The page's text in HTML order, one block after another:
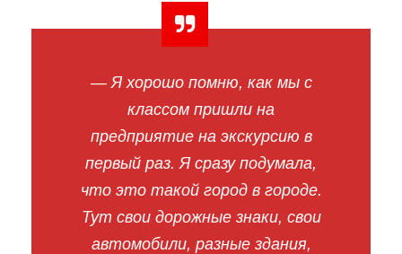
— Я хорошо помню, как мы с
классом пришли на
предприятие на экскурсию в
первый раз. Я сразу подумала,
что это такой город в городе.
Тут свои дорожные знаки, свои
автомобили, разные здания,